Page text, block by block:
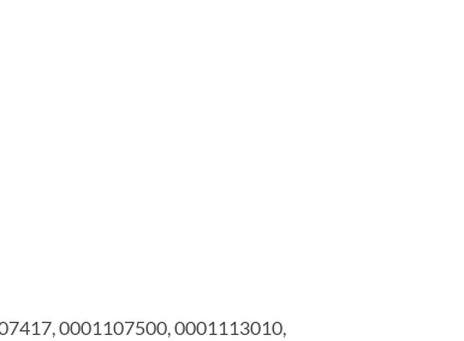
0001107500, 0001113010,